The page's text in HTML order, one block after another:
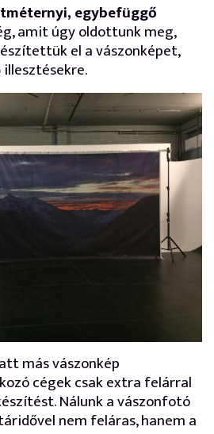
egybefüggő
amit úgy oldottunk meg,
el a vászonképet,
más vászonkép
cégek csak extra felárral
Nálunk a vászonfotó
nem feláras, hanem a